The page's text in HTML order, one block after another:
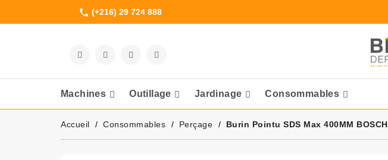
phone (+216) 29 724 888
Machines Outillage Jardinage Consommables
Accueil Consommables Perçage Burin Pointu SDS Max 400MM BOSCH